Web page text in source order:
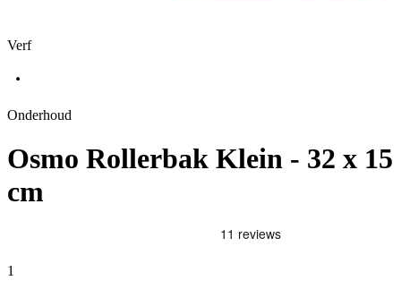
Verf
Onderhoud
Osmo Rollerbak Klein - 32 x 15
cm
1